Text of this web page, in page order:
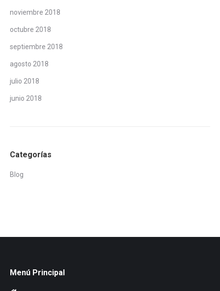
noviembre 2018
octubre 2018
septiembre 2018
agosto 2018
julio 2018
junio 2018
Categorías
Blog
Menú Principal